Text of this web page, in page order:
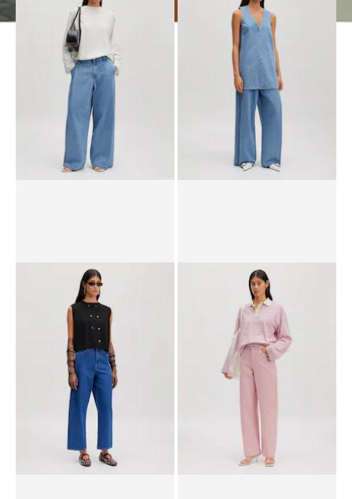
Jeans 'Alani'
€ 79,90 € 54,90
Kleid 'Xristina'
€ 69,90€ 59,90